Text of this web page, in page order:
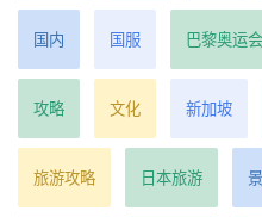
国内 国服 巴黎奥运会
攻略 文化 新加坡
旅游攻略 日本旅游